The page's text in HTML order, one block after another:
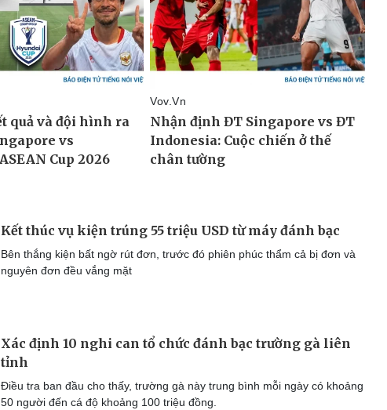
Kết thúc vụ kiện trúng 55 triệu USD từ máy đánh bạc
Bên thắng kiện bất ngờ rút đơn, trước đó phiên phúc thẩm cả bị đơn và
nguyên đơn đều vắng mặt
Xác định 10 nghi can tổ chức đánh bạc trường gà liên
tỉnh
Điều tra ban đầu cho thấy, trường gà này trung bình mỗi ngày có khoảng
50 người đến cá độ khoảng 100 triệu đồng.